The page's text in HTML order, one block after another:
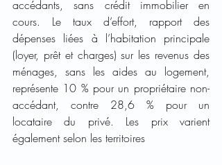
accédants, sans crédit immobilier en
cours. Le taux d’effort, rapport des
dépenses liées à l’habitation principale
(loyer, prêt et charges) sur les revenus des
ménages, sans les aides au logement,
représente 10 % pour un propriétaire non-
accédant, contre 28,6 % pour un
locataire du privé. Les prix varient
également selon les territoires